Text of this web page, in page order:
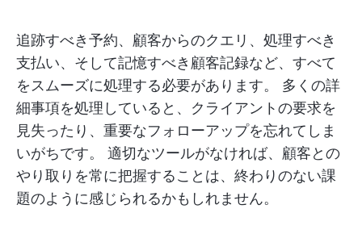
追跡すべき予約、顧客からのクエリ、処理すべき
支払い、そして記憶すべき顧客記録など、すべて
をスムーズに処理する必要があります。 多くの詳
細事項を処理していると、クライアントの要求を
見失ったり、重要なフォローアップを忘れてしま
いがちです。 適切なツールがなければ、顧客との
やり取りを常に把握することは、終わりのない課
題のように感じられるかもしれません。